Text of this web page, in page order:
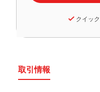
クイック
取引情報